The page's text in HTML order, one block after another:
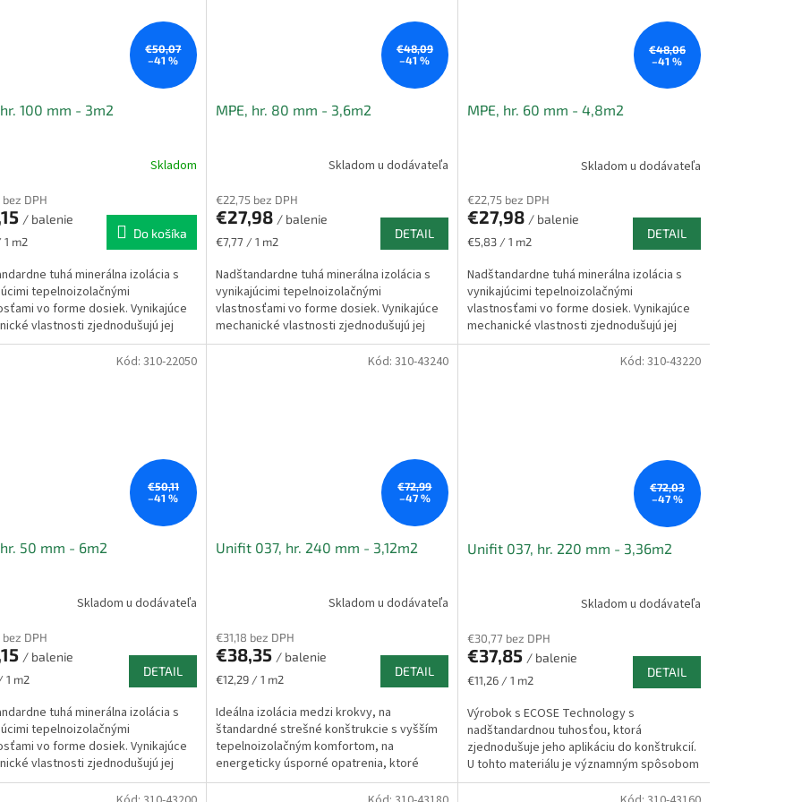
€50,07
–41 %
100 mm - 3m2
Skladom
DPH
/ balenie
m2
Do košíka
tuhá minerálna izolácia s
tepelnoizolačnými
vo forme dosiek. Vynikajúce
vlastnosti zjednodušujú jej
do konštrukcie...
€48,09
–41 %
MPE, hr. 80 mm - 3,6m2
Skladom u dodávateľa
€22,75 bez DPH
€27,98 / balenie
Jednotková
€7,77 / 1 m2
DETAIL
Nadštandardne tuhá minerálna izolácia s
vynikajúcimi tepelnoizolačnými
vlastnosťami vo forme dosiek. Vynikajúce
mechanické vlastnosti zjednodušujú jej
aplikáciu do konštrukcie...
€48,06
–41 %
MPE, hr. 60 mm - 4,8m2
Skladom u dodávateľa
€22,75 bez DPH
€27,98 / balenie
Jednotková
€5,83 / 1 m2
DETAIL
Nadštandardne tuhá minerálna izolácia s
vynikajúcimi tepelnoizolačnými
vlastnosťami vo forme dosiek. Vynikajúce
mechanické vlastnosti zjednodušujú jej
aplikáciu do konštrukcie...
€50,11
–41 %
50 mm - 6m2
Skladom u dodávateľa
DPH
/ balenie
1 m2
DETAIL
tuhá minerálna izolácia s
tepelnoizolačnými
vo forme dosiek. Vynikajúce
vlastnosti zjednodušujú jej
do konštrukcie...
Kód: 310-22050
€72,99
–47 %
Unifit 037, hr. 240 mm - 3,12m2
Skladom u dodávateľa
€31,18 bez DPH
€38,35 / balenie
Jednotková
€12,29 / 1 m2
DETAIL
Ideálna izolácia medzi krokvy, na
štandardné strešné konštrukcie s vyšším
tepelnoizolačným komfortom, na
energeticky úsporné opatrenia, ktoré
spĺňajú požiadavky...
Kód: 310-43240
€72,03
–47 %
Unifit 037, hr. 220 mm - 3,36m2
Skladom u dodávateľa
€30,77 bez DPH
€37,85 / balenie
Jednotková
€11,26 / 1 m2
DETAIL
Výrobok s ECOSE Technology s
nadštandardnou tuhosťou, ktorá
zjednodušuje jeho aplikáciu do konštrukcií.
U tohto materiálu je významným spôsobom
eliminovaná prašnosť. Prednostne...
Kód: 310-43220